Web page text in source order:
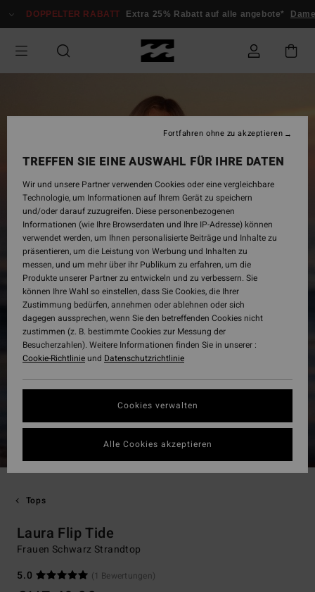
zur
springen
DOPPELTER RABATT Extra 25% Rabatt auf alle angebote* Damen
Tops
Laura Flip Tide
Frauen Schwarz Strandtop
5.0
(1 Bewertungen)
TREFFEN SIE EINE AUSWAHL FÜR IHRE DATEN
Wir und unsere Partner verwenden Cookies oder eine vergleichbare
Technologie, um Informationen auf Ihrem Gerät zu speichern
und/oder darauf zuzugreifen. Diese personenbezogenen
Informationen (wie Ihre Browserdaten und Ihre IP-Adresse) können
verwendet werden, um Ihnen personalisierte Beiträge und Inhalte zu
präsentieren, um die Leistung von Werbung und Inhalten zu
messen, und um mehr über ihr Publikum zu erfahren, um die
Produkte unserer Partner zu entwickeln und zu verbessern. Sie
können Ihre Wahl so einstellen, dass Sie Cookies, die Ihrer
Zustimmung bedürfen, annehmen oder ablehnen oder sich
dagegen aussprechen, wenn Sie den betreffenden Cookies nicht
zustimmen (z. B. bestimmte Cookies zur Messung der
Besucherzahlen). Weitere Informationen finden Sie in unserer :
Cookie-Richtlinieund Datenschutzrichtlinie
Cookies verwalten
Fortfahren ohne zu akzeptieren
Alle Cookies akzeptieren